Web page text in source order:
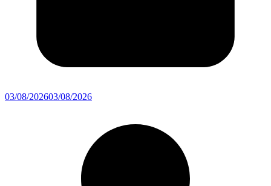
03/08/202603/08/2026